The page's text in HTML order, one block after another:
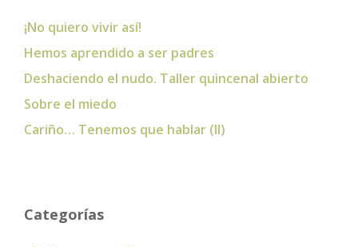
¡No quiero vivir así!
Hemos aprendido a ser padres
Deshaciendo el nudo. Taller quincenal abierto
Sobre el miedo
Cariño… Tenemos que hablar (II)
Categorías